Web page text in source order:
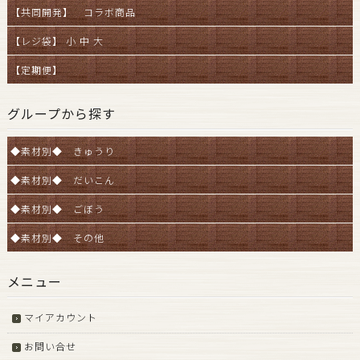
【共同開発】 コラボ商品
【レジ袋】 小 中 大
【定期便】
グループから探す
◆素材別◆ きゅうり
◆素材別◆ だいこん
◆素材別◆ ごぼう
◆素材別◆ その他
メニュー
マイアカウント
お問い合せ